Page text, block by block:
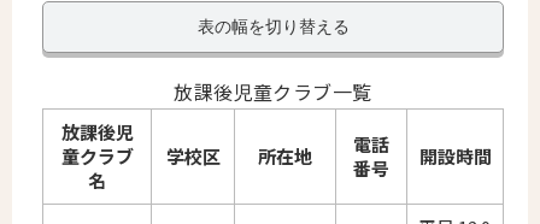
表の幅を切り替える
放課後児童クラブ一覧
放課後児
童クラブ
名
学校区 所在地
電話
番号
開設時間